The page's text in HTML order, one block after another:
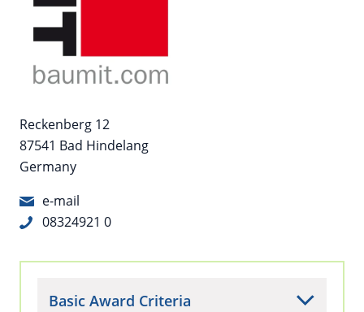
Reckenberg 12
87541 Bad Hindelang
Germany
e-mail
08324921 0
Basic Award Criteria